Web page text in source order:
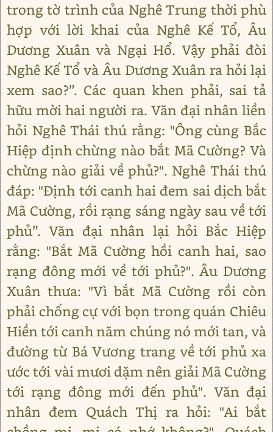
trong tờ trình của Nghê Trung thời phù
hợp với lời khai của Nghê Kế Tổ, Âu
Dương Xuân và Ngại Hổ. Vậy phải đòi
Nghê Kế Tổ và Âu Dương Xuân ra hỏi lại
xem sao?”. Các quan khen phải, sai tả
hữu mời hai người ra. Văn đại nhân liền
hỏi Nghê Thái thú rằng: "Ông cùng Bắc
Hiệp định chừng nào bắt Mã Cường? Và
chừng nào giải về phủ?". Nghê Thái thú
đáp: "Định tới canh hai đem sai dịch bắt
Mã Cường, rồi rạng sáng ngày sau về tới
phủ”. Văn đại nhân lại hỏi Bắc Hiệp
rằng: "Bắt Mã Cường hồi canh hai, sao
rạng đông mới về tới phủ?". Âu Dương
Xuân thưa: "Vì bắt Mã Cường rồi còn
phải chống cự với bọn trong quán Chiêu
Hiền tới canh năm chúng nó mới tan, và
đường từ Bá Vương trang về tới phủ xa
ước tới vài mươi dặm nên giải Mã Cường
tới rạng đông mới đến phủ". Văn đại
nhân đem Quách Thị ra hỏi: "Ai bắt